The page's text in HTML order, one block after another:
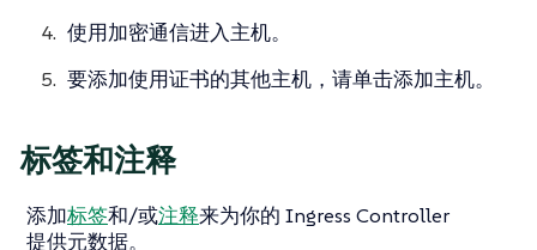
使用加密通信进入主机。
要添加使用证书的其他主机，请单击添加主机。
标签和注释
添加标签和/或注释来为你的 Ingress Controller
提供元数据。